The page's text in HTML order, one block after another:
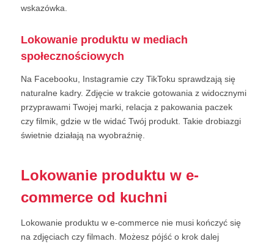
wskazówka.
Lokowanie produktu w mediach
społecznościowych
Na Facebooku, Instagramie czy TikToku sprawdzają się
naturalne kadry. Zdjęcie w trakcie gotowania z widocznymi
przyprawami Twojej marki, relacja z pakowania paczek
czy filmik, gdzie w tle widać Twój produkt. Takie drobiazgi
świetnie działają na wyobraźnię.
Lokowanie produktu w e-
commerce od kuchni
Lokowanie produktu w e-commerce nie musi kończyć się
na zdjęciach czy filmach. Możesz pójść o krok dalej